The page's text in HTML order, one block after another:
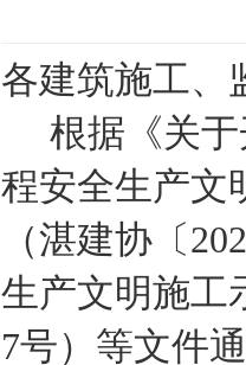
各建筑施工、
根据《关
程安全生产文
（湛建协〔
生产文明施工
7号）等文件